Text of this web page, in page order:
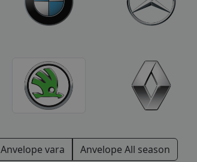
Anvelope vara Anvelope All season